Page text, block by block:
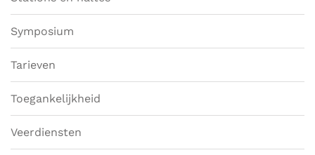
Symposium
Tarieven
Toegankelijkheid
Veerdiensten